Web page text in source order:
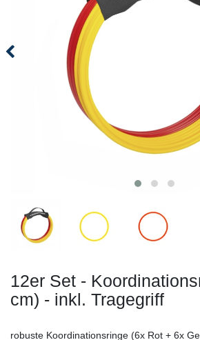
12er Set -
cm) - inkl. Tragegriff
robuste Koordinationsringe (6x Rot + 6x